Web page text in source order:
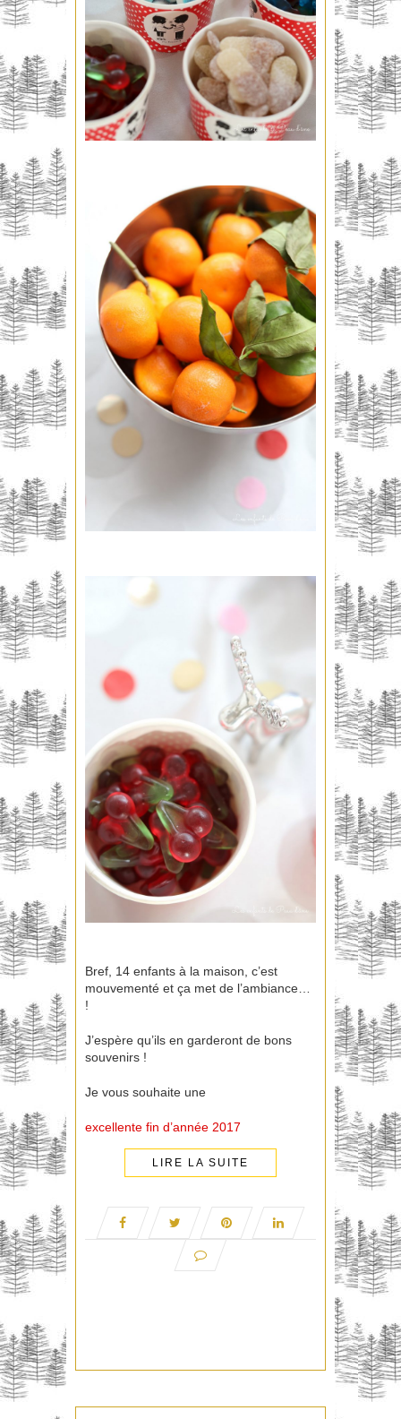
Bref, 14 enfants à la maison, c’est
mouvementé et ça met de l’ambiance…
!
J’espère qu’ils en garderont de bons
souvenirs !
Je vous souhaite une
excellente fin d’année 2017
LIRE LA SUITE